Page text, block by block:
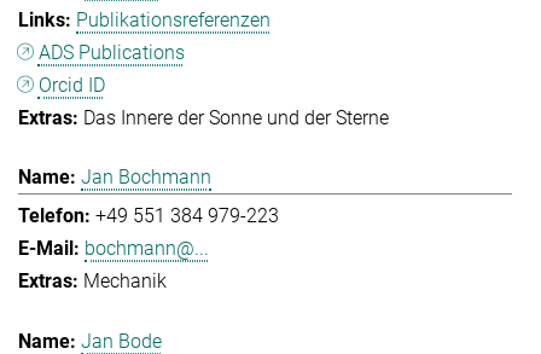
Publikationsreferenzen
ADS Publications
Orcid ID
Das Innere der Sonne und der Sterne
Jan Bochmann
+49 551 384 979-223
bochmann@...
Mechanik
Jan Bode